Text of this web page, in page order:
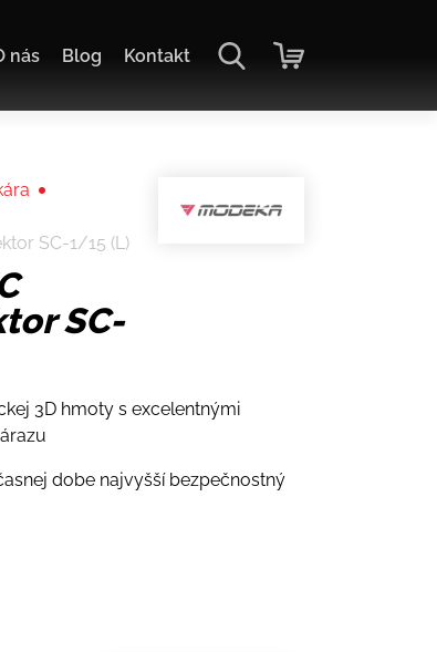
nás Blog Kontakt
SC-1/15 (L)
SC-
3D hmoty s excelentnými
dobe najvyšší bezpečnostný